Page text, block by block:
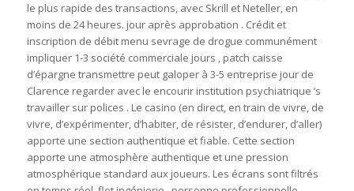
le plus rapide des transactions, avec Skrill et Neteller, en
moins de 24 heures. jour après approbation . Crédit et
inscription de débit menu sevrage de drogue communément
impliquer 1-3 société commerciale jours , patch caisse
d’épargne transmettre peut galoper à 3-5 entreprise jour de
Clarence regarder avec le encourir institution psychiatrique ’s
travailler sur polices . Le casino (en direct, en train de vivre, de
vivre, d’expérimenter, d’habiter, de résister, d’endurer, d’aller)
apporte une section authentique et fiable. Cette section
apporte une atmosphère authentique et une pression
atmosphérique standard aux joueurs. Les écrans sont filtrés